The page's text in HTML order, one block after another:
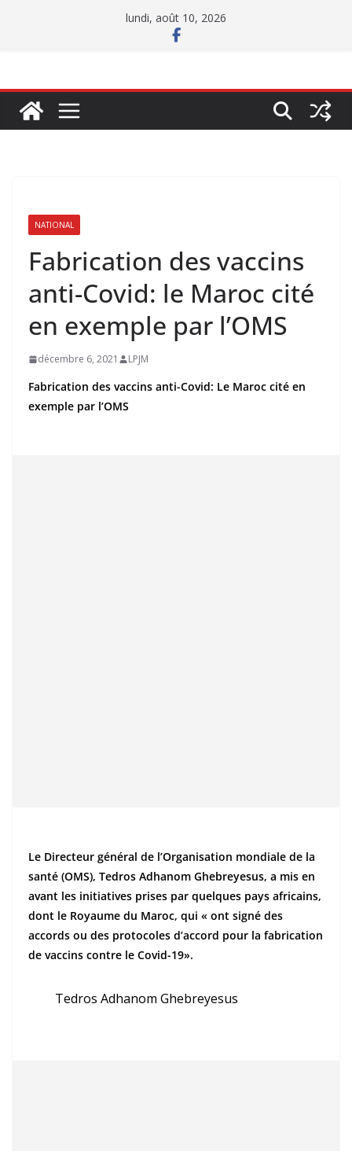
lundi, août 10, 2026
NATIONAL
Fabrication des vaccins
anti-Covid: le Maroc cité
en exemple par l’OMS
décembre 6, 2021 LPJM
Fabrication des vaccins anti-Covid: Le Maroc cité en
exemple par l’OMS
Le Directeur général de l’Organisation mondiale de la
santé (OMS), Tedros Adhanom Ghebreyesus, a mis en
avant les initiatives prises par quelques pays africains,
dont le Royaume du Maroc, qui « ont signé des
accords ou des protocoles d’accord pour la fabrication
de vaccins contre le Covid-19».
Tedros Adhanom Ghebreyesus